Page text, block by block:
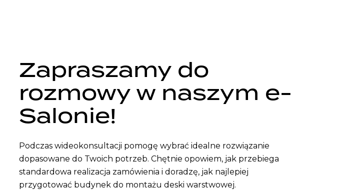
Zapraszamy do
rozmowy w naszym e-
Salonie!
Podczas wideokonsultacji pomogę wybrać idealne rozwiązanie
dopasowane do Twoich potrzeb. Chętnie opowiem, jak przebiega
standardowa realizacja zamówienia i doradzę, jak najlepiej
przygotować budynek do montażu deski warstwowej.